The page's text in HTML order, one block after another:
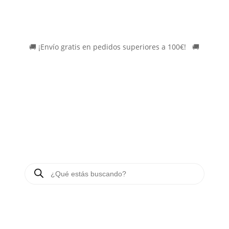
🚚 ¡Envío gratis en pedidos superiores a 100€! 🚚
PRODUCTOS